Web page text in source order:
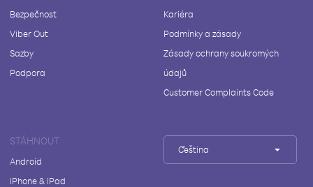
Bezpečnost
Viber Out
Sazby
Podpora
Kariéra
Podmínky a zásady
Zásady ochrany soukromých
údajů
Customer Complaints Code
STÁHNOUT
Android
iPhone & iPad
Čeština